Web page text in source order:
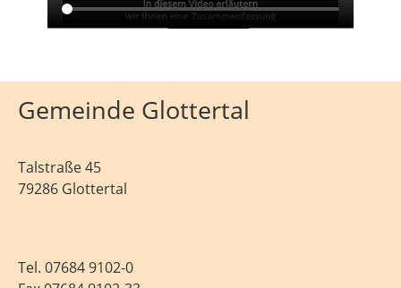
Gemeinde Glottertal
Talstraße 45
79286 Glottertal
Tel. 07684 9102-0